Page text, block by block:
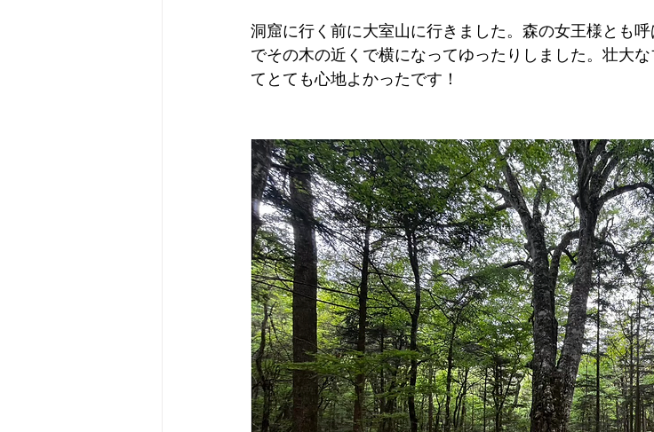
洞窟に行く前に大室山に行きました。森の女王様とも
でその木の近くで横になってゆったりしました。壮大
てとても心地よかったです！